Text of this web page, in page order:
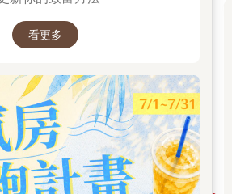
、變化背後不變的東西，才是底層邏
命力的。
的方法論。
論
「乾貨」（方法論），那只是「授人以
看更多